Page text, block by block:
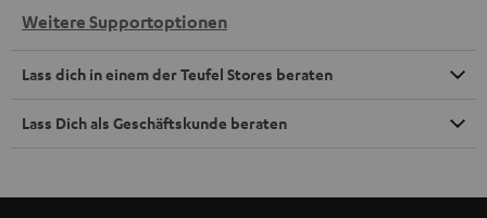
Weitere Supportoptionen
Lass dich in einem der Teufel Stores beraten
Lass Dich als Geschäftskunde beraten